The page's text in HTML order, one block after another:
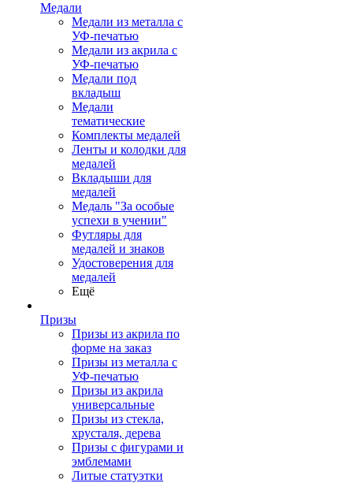
Медали
Медали из металла с
УФ-печатью
Медали из акрила с
УФ-печатью
Медали под
вкладыш
Медали
тематические
Комплекты медалей
Ленты и колодки для
медалей
Вкладыши для
медалей
Медаль "За особые
успехи в учении"
Футляры для
медалей и знаков
Удостоверения для
медалей
Ещё
Призы
Призы из акрила по
форме на заказ
Призы из металла с
УФ-печатью
Призы из акрила
универсальные
Призы из стекла,
хрусталя, дерева
Призы с фигурами и
эмблемами
Литые статуэтки